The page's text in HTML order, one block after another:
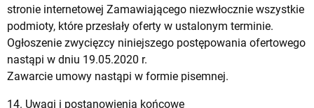
stronie internetowej Zamawiającego niezwłocznie wszystkie
podmioty, które przesłały oferty w ustalonym terminie.
Ogłoszenie zwycięzcy niniejszego postępowania ofertowego
nastąpi w dniu 19.05.2020 r.
Zawarcie umowy nastąpi w formie pisemnej.
14. Uwagi i postanowienia końcowe